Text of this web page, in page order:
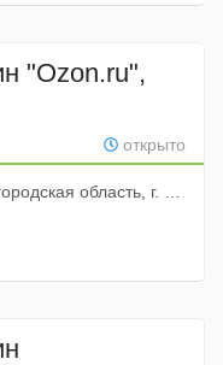
"Ozon.ru",
открыто
ул. Каберова-Власьевская, д. 78